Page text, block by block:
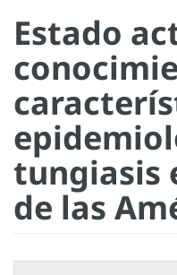
Estado
tungiasis
de las